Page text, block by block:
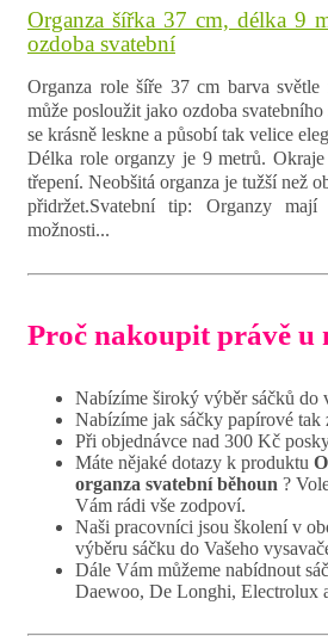
Organza šířka 37 cm, délka 9
ozdoba svatební
Organza role šíře 37 cm barva
může posloužit jako ozdoba
se krásně leskne a působí tak velice
Délka role organzy je 9 metrů.
třepení. Neobšitá organza je tužší než
přidržet.Svatební tip: Organzy
možnosti...
Proč nakoupit právě u
Nabízíme široký výběr sáčků do
Nabízíme jak sáčky papírové tak
Při objednávce nad 300 Kč
Máte nějaké dotazy k produktu
organza svatební běhoun ?
Vám rádi vše zodpoví.
Naši pracovníci jsou školení v
výběru sáčku do Vašeho
Dále Vám můžeme nabídnout
Daewoo, De Longhi, Electrolux